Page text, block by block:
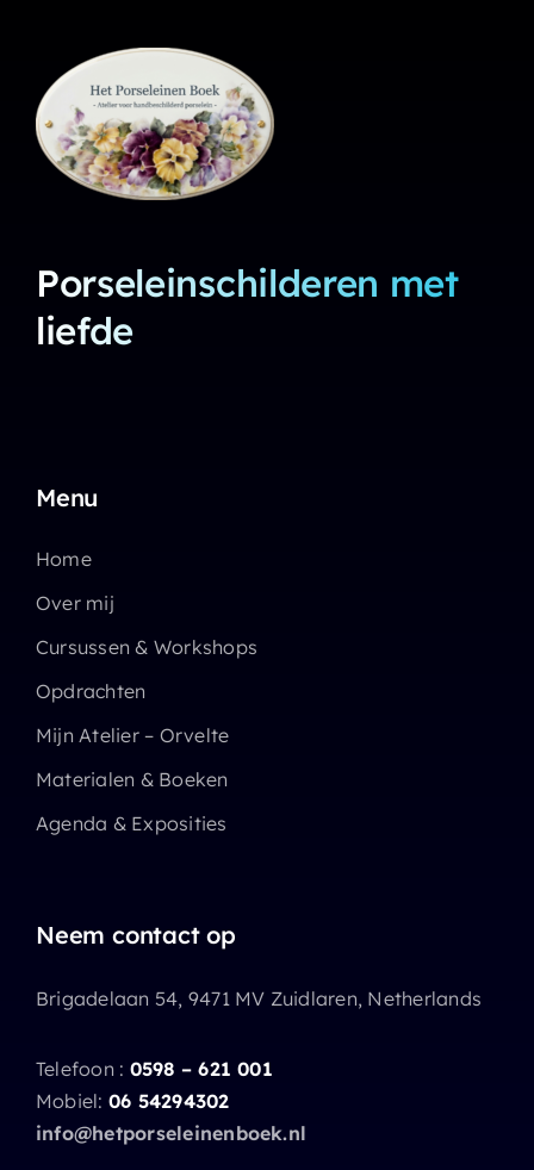
Porseleinschilderen met
liefde
Menu
Home
Over mij
Cursussen & Workshops
Opdrachten
Mijn Atelier – Orvelte
Materialen & Boeken
Agenda & Exposities
Neem contact op
Brigadelaan 54, 9471 MV Zuidlaren, Netherlands
Telefoon : 0598 – 621 001
Mobiel: 06 54294302
info@hetporseleinenboek.nl